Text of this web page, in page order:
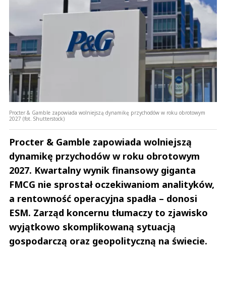
Procter & Gamble zapowiada wolniejszą dynamikę przychodów w roku obrotowym
2027 (fot. Shutterstock)
Procter & Gamble zapowiada wolniejszą
dynamikę przychodów w roku obrotowym
2027. Kwartalny wynik finansowy giganta
FMCG nie sprostał oczekiwaniom analityków,
a rentowność operacyjna spadła – donosi
ESM. Zarząd koncernu tłumaczy to zjawisko
wyjątkowo skomplikowaną sytuacją
gospodarczą oraz geopolityczną na świecie.